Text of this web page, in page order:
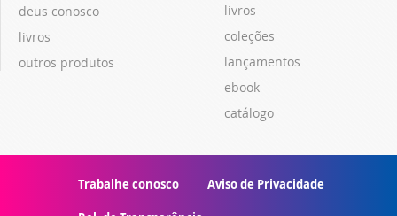
deus conosco
livros
outros produtos
livros
coleções
lançamentos
ebook
catálogo
Trabalhe conosco Aviso de Privacidade